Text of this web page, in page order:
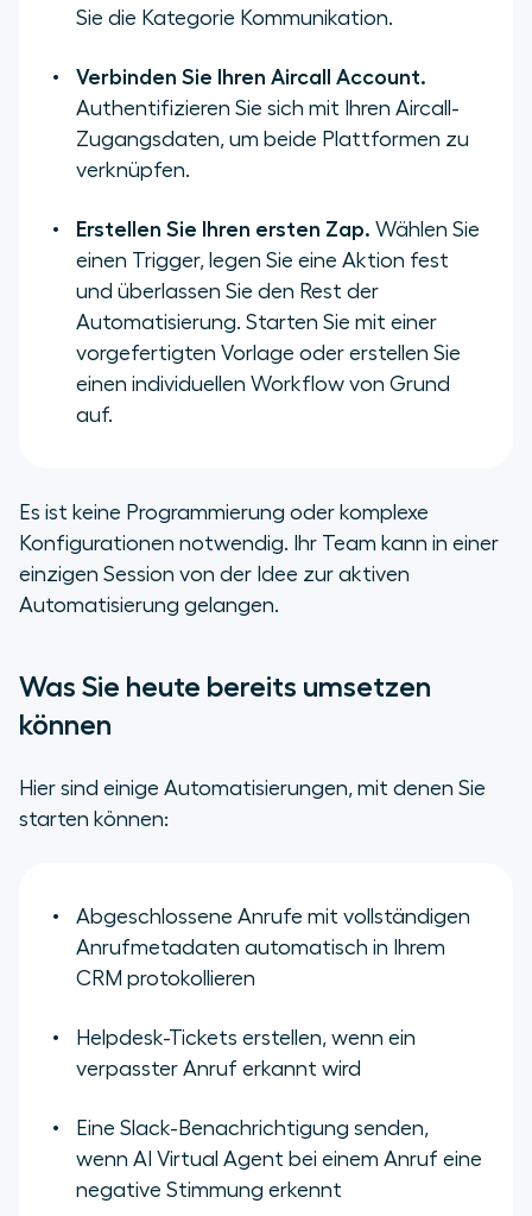
Sie die Kategorie Kommunikation.
Verbinden Sie Ihren Aircall Account.
Authentifizieren Sie sich mit Ihren Aircall-
Zugangsdaten, um beide Plattformen zu
verknüpfen.
Erstellen Sie Ihren ersten Zap. Wählen Sie
einen Trigger, legen Sie eine Aktion fest
und überlassen Sie den Rest der
Automatisierung. Starten Sie mit einer
vorgefertigten Vorlage oder erstellen Sie
einen individuellen Workflow von Grund
auf.
Es ist keine Programmierung oder komplexe
Konfigurationen notwendig. Ihr Team kann in einer
einzigen Session von der Idee zur aktiven
Automatisierung gelangen.
Was Sie heute bereits umsetzen
können
Hier sind einige Automatisierungen, mit denen Sie
starten können:
Abgeschlossene Anrufe mit vollständigen
Anrufmetadaten automatisch in Ihrem
CRM protokollieren
Helpdesk-Tickets erstellen, wenn ein
verpasster Anruf erkannt wird
Eine Slack-Benachrichtigung senden,
wenn AI Virtual Agent bei einem Anruf eine
negative Stimmung erkennt